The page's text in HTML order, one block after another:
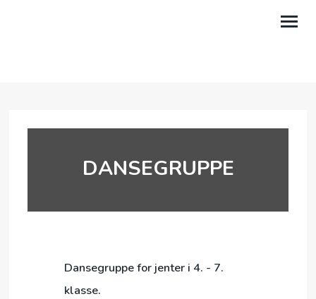
MIN SIDE
DANSEGRUPPE
Dansegruppe for jenter i 4. - 7.
klasse.